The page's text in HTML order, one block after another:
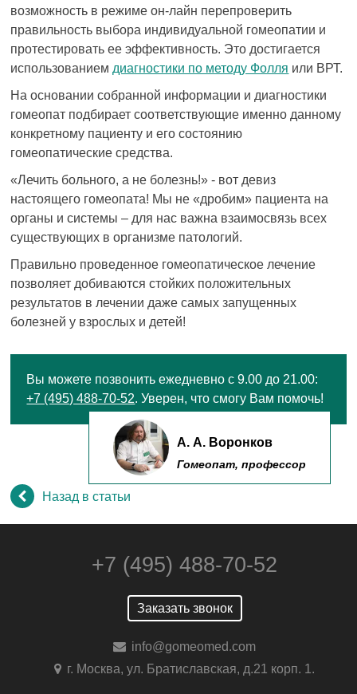
возможность в режиме он-лайн перепроверить
правильность выбора индивидуальной гомеопатии и
протестировать ее эффективность. Это достигается
использованием диагностики по методу Фолля или ВРТ.
На основании собранной информации и диагностики
гомеопат подбирает соответствующие именно данному
конкретному пациенту и его состоянию
гомеопатические средства.
«Лечить больного, а не болезнь!» - вот девиз
настоящего гомеопата! Мы не «дробим» пациента на
органы и системы – для нас важна взаимосвязь всех
существующих в организме патологий.
Правильно проведенное гомеопатическое лечение
позволяет добиваются стойких положительных
результатов в лечении даже самых запущенных
болезней у взрослых и детей!
Вы можете позвонить ежедневно с 9.00 до 21.00:
+7 (495) 488-70-52. Уверен, что смогу Вам помочь!
А. А. Воронков
Гомеопат, профессор
Назад в статьи
+7 (495) 488-70-52
Заказать звонок
info@gomeomed.com
г. Москва, ул. Братиславская, д.21 корп. 1.